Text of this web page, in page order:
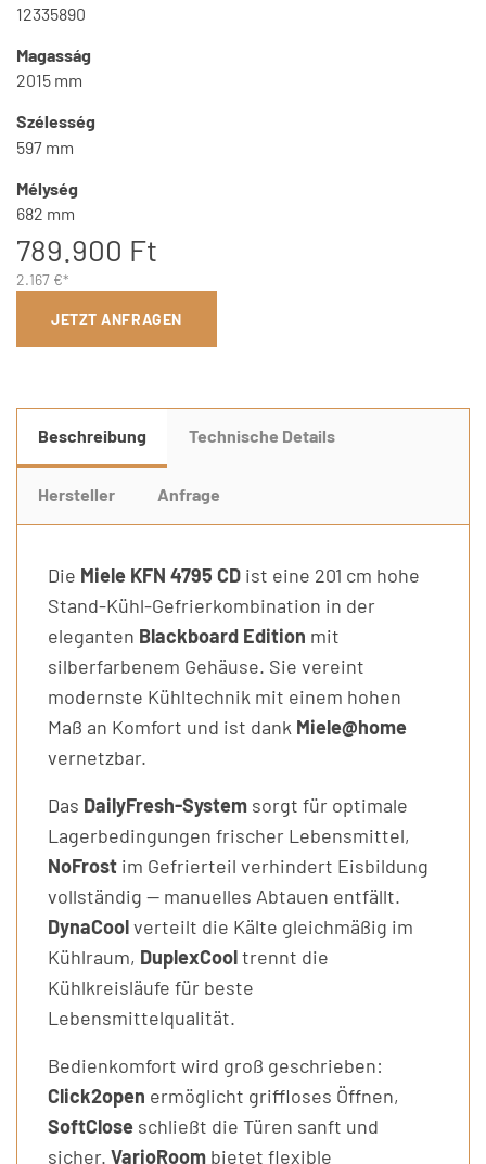
12335890
Magasság
2015 mm
Szélesség
597 mm
Mélység
682 mm
789.900 Ft
2.167 €*
JETZT ANFRAGEN
Beschreibung Technische Details
Hersteller Anfrage
Die Miele KFN 4795 CD ist eine 201 cm hohe
Stand-Kühl-Gefrierkombination in der
eleganten Blackboard Edition mit
silberfarbenem Gehäuse. Sie vereint
modernste Kühltechnik mit einem hohen
Maß an Komfort und ist dank Miele@home
vernetzbar.
Das DailyFresh-System sorgt für optimale
Lagerbedingungen frischer Lebensmittel,
NoFrost im Gefrierteil verhindert Eisbildung
vollständig — manuelles Abtauen entfällt.
DynaCoolverteilt die Kälte gleichmäßig im
Kühlraum, DuplexCooltrennt die
Kühlkreisläufe für beste
Lebensmittelqualität.
Bedienkomfort wird groß geschrieben:
Click2open ermöglicht griffloses Öffnen,
SoftClose schließt die Türen sanft und
sicher. VarioRoom bietet flexible